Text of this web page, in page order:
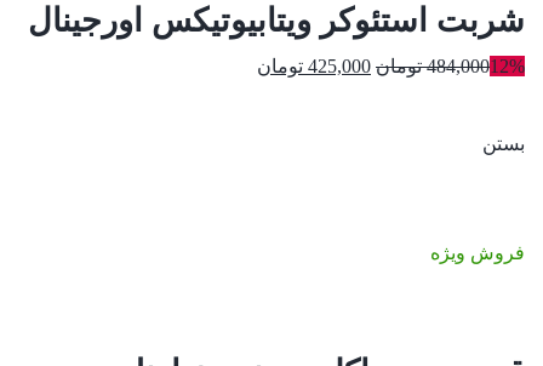
شربت استئوکر ویتابیوتیکس اورجینال
12%
484,000 تومان قیمت
425,000 تومان
بستن
فروش ویژه